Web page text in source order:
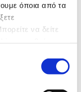
όποια από τα
να δείτε
καριέρα